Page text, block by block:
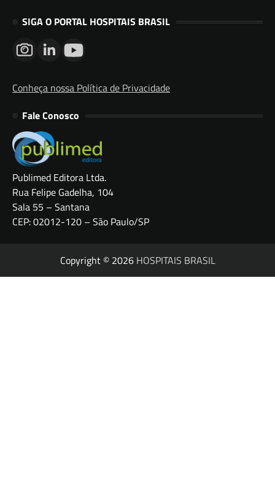
SIGA O PORTAL HOSPITAIS BRASIL
Conheça nossa Política de Privacidade
Fale Conosco
Publimed Editora Ltda.
Rua Felipe Gadelha, 104
Sala 55 – Santana
CEP: 02012-120 – São Paulo/SP
Copyright © 2026 HOSPITAIS BRASIL